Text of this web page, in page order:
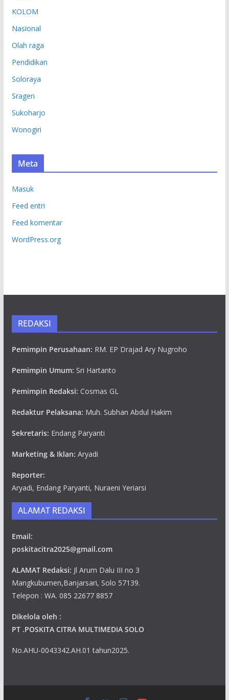
KOLOM
Nasional
Olah raga
Pendidikan
Soloraya
Sragen
Sukoharjo
Wonogiri
Meta
Masuk
Feed entri
Feed komentar
WordPress.org
REDAKSI
Pemimpin Perusahaan: RM. EP Drajad Ary Nugroho
Pemimpin Umum: Sri Hartanto
Pemimpin Redaksi: Cosmas GL
Redaktur Pelaksana: Muh. Subhan Abdul Hakim
Sekretaris: Endang Paryanti
Marketing & Iklan: Aryadi
Reporter:
Aryadi, Endang Paryanti, Nuraeni Yeriarsi
ALAMAT REDAKSI
Email:
poskitacitra2025@gmail.com
ALAMAT Redaksi: Jl Arum Dalu III no 3
Mangkubumen,Banjarsari, Solo 57139.
Telepon : WA. 085 22677 8857
Dikelola oleh :
PT .POSKITA CITRA MULTIMEDIA SOLO
No.AHU-0043342.AH.01 tahun2025.